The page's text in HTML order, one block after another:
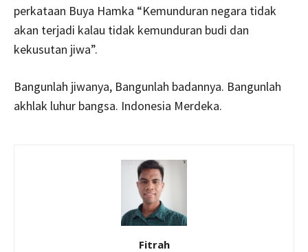
perkataan Buya Hamka “Kemunduran negara tidak
akan terjadi kalau tidak kemunduran budi dan
kekusutan jiwa”.
Bangunlah jiwanya, Bangunlah badannya. Bangunlah
akhlak luhur bangsa. Indonesia Merdeka.
Fitrah